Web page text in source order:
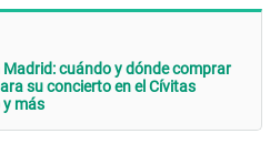
Madrid: cuándo y dónde comprar
su concierto en el Cívitas
más